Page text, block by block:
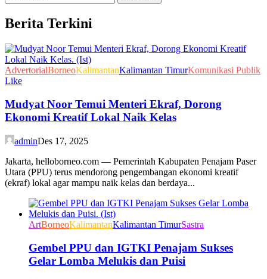
Berita Terkini
AdvertorialBorneoKalimantanKalimantan TimurKomunikasi Publik
Like
Mudyat Noor Temui Menteri Ekraf, Dorong
Ekonomi Kreatif Lokal Naik Kelas
adminDes 17, 2025
Jakarta, helloborneo.com — Pemerintah Kabupaten Penajam Paser
Utara (PPU) terus mendorong pengembangan ekonomi kreatif
(ekraf) lokal agar mampu naik kelas dan berdaya...
ArtBorneoKalimantanKalimantan TimurSastra
Gembel PPU dan IGTKI Penajam Sukses
Gelar Lomba Melukis dan Puisi